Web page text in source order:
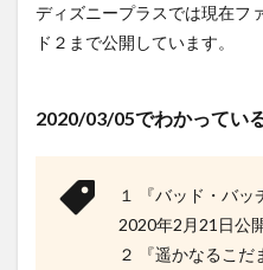
ディズニープラスでは現在フ
ド２まで公開しています。
2020/03/05でわかってい
１ 『バッド・バ
2020年2月21日公
２ 『遥かなるこ